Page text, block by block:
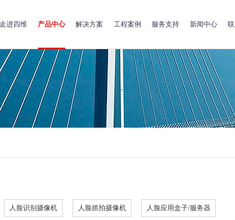
走进四维 产品中心 解决方案 工程案例 服务支持 新闻中心
人脸识别摄像机 人脸抓拍摄像机 人脸应用盒子/服务器